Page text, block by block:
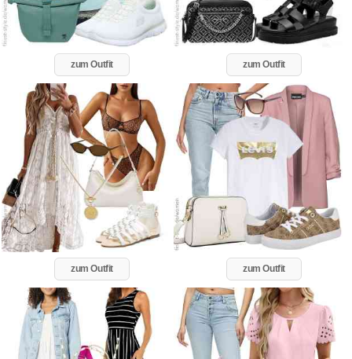
zum Outfit zum Outfit
zum Outfit zum Outfit